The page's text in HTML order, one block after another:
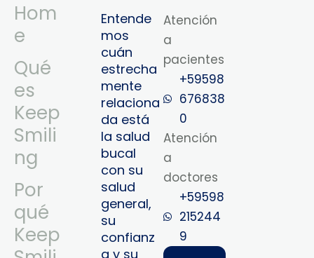
Hom
e
Qué
es
Keep
Smili
ng
Por
qué
Keep
Entende
mos
cuán
estrecha
mente
relaciona
da está
la salud
bucal
con su
salud
general,
su
confianz
a y su
Atención
a
pacientes
+59598
676838
0
Atención
a
doctores
+59598
215244
9‬